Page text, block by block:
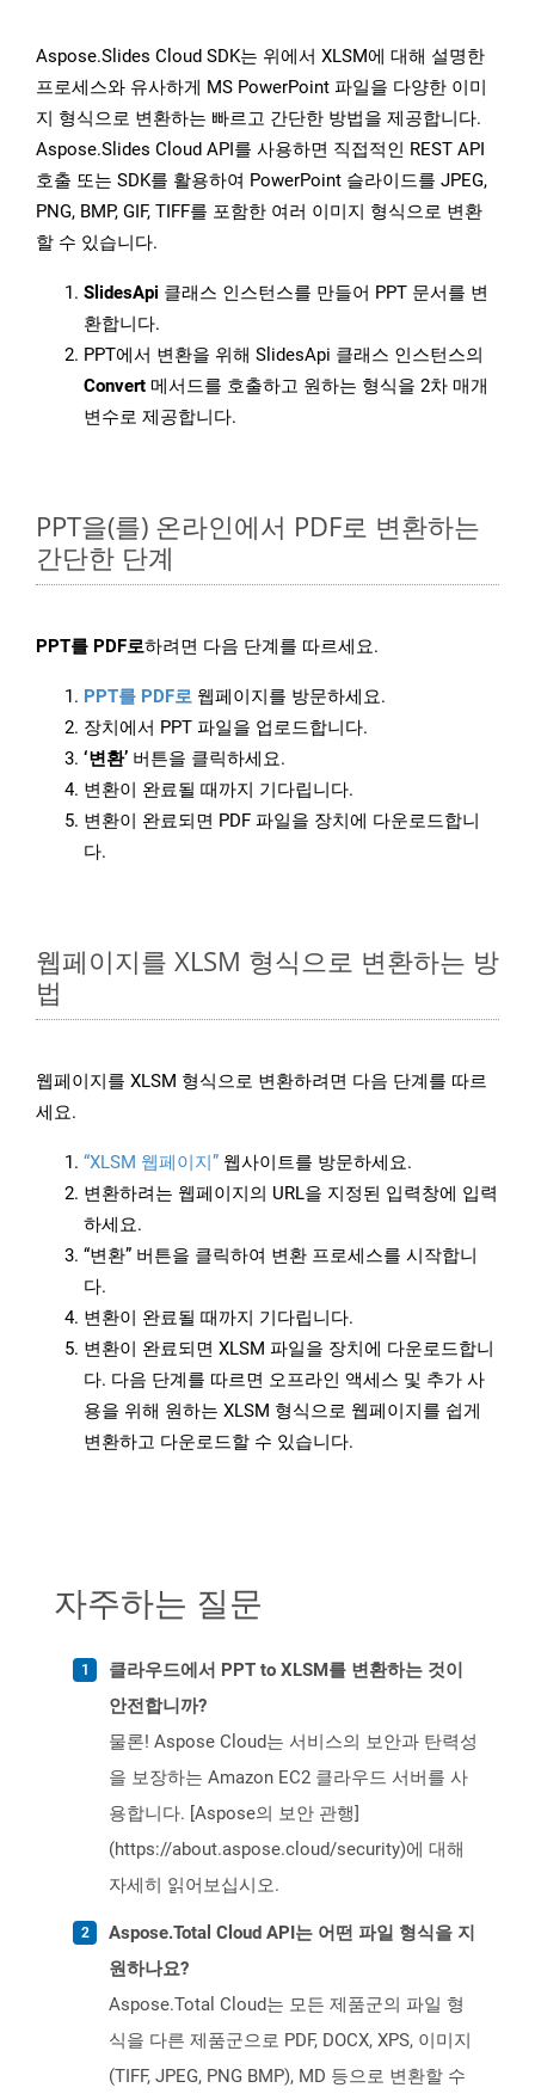
Aspose.Slides Cloud SDK는 위에서 XLSM에 대해 설명한
프로세스와 유사하게 MS PowerPoint 파일을 다양한 이미
지 형식으로 변환하는 빠르고 간단한 방법을 제공합니다.
Aspose.Slides Cloud API를 사용하면 직접적인 REST API
호출 또는 SDK를 활용하여 PowerPoint 슬라이드를 JPEG,
PNG, BMP, GIF, TIFF를 포함한 여러 이미지 형식으로 변환
할 수 있습니다.
SlidesApi 클래스 인스턴스를 만들어 PPT 문서를 변
환합니다.
PPT에서 변환을 위해 SlidesApi 클래스 인스턴스의
Convert 메서드를 호출하고 원하는 형식을 2차 매개
변수로 제공합니다.
PPT을(를) 온라인에서 PDF로 변환하는
간단한 단계
PPT를 PDF로하려면 다음 단계를 따르세요.
PPT를 PDF로 웹페이지를 방문하세요.
장치에서 PPT 파일을 업로드합니다.
‘변환’ 버튼을 클릭하세요.
변환이 완료될 때까지 기다립니다.
변환이 완료되면 PDF 파일을 장치에 다운로드합니
다.
웹페이지를 XLSM 형식으로 변환하는 방
법
웹페이지를 XLSM 형식으로 변환하려면 다음 단계를 따르
세요.
“XLSM 웹페이지” 웹사이트를 방문하세요.
변환하려는 웹페이지의 URL을 지정된 입력창에 입력
하세요.
“변환” 버튼을 클릭하여 변환 프로세스를 시작합니
다.
변환이 완료될 때까지 기다립니다.
변환이 완료되면 XLSM 파일을 장치에 다운로드합니
다. 다음 단계를 따르면 오프라인 액세스 및 추가 사
용을 위해 원하는 XLSM 형식으로 웹페이지를 쉽게
변환하고 다운로드할 수 있습니다.
자주하는 질문
클라우드에서 PPT to XLSM를 변환하는 것이
안전합니까?
물론! Aspose Cloud는 서비스의 보안과 탄력성
을 보장하는 Amazon EC2 클라우드 서버를 사
용합니다. [Aspose의 보안 관행]
(https://about.aspose.cloud/security)에 대해
자세히 읽어보십시오.
Aspose.Total Cloud API는 어떤 파일 형식을 지
원하나요?
Aspose.Total Cloud는 모든 제품군의 파일 형
식을 다른 제품군으로 PDF, DOCX, XPS, 이미지
(TIFF, JPEG, PNG BMP), MD 등으로 변환할 수